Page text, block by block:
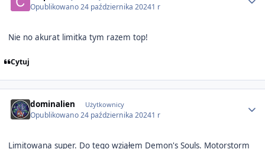
Opublikowano24 października 20241 r
Nie no akurat limitka tym razem top!
Cytuj
dominalien Użytkownicy
Opublikowano24 października 20241 r
Limitowana super. Do tego wziąłem Demon's Souls. Motorstorm